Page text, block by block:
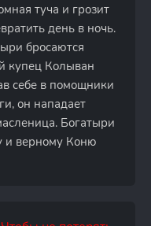
туча и грозит
день в ночь.
бросаются
купец Колыван
себе в помощники
он нападает
Богатыри
и верному Коню